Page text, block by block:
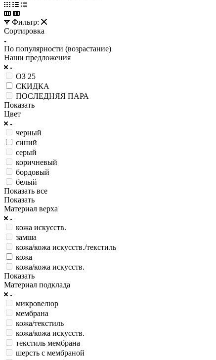
Фильтр:
Сортировка
По популярности (возрастание)
Наши предложения
ОЗ 25
СКИДКА
ПОСЛЕДНЯЯ ПАРА
Показать
Цвет
черный
синий
серый
коричневый
бордовый
белый
Показать все
Показать
Материал верха
кожа искусств.
замша
кожа/кожа искусств./текстиль
кожа
кожа/кожа искусств.
Показать
Материал подклада
микровелюр
мембрана
кожа/текстиль
кожа/кожа искусств.
текстиль мембрана
шерсть с мембраной